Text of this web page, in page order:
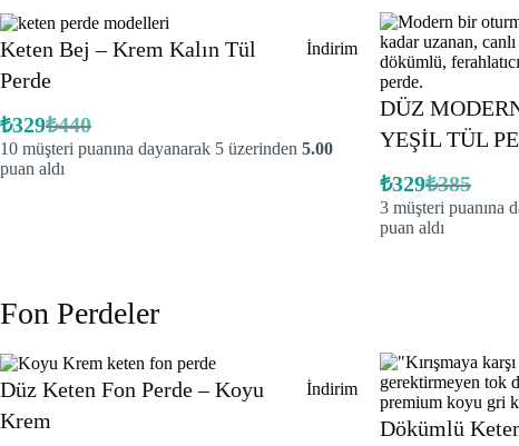
İndirimİndirimdeki
ürün
Keten Bej – Krem Kalın Tül
Perde
₺440
Orijinal
fiyat:
₺440.
₺329Şu
andaki
fiyat:
10 müşteri puanına dayanarak 5 üzerinden 5.00
puan aldı
DÜZ
YEŞİL TÜL
₺385
Orijinal
fiyat:
₺385.
₺329Şu
andaki
fiyat:
3 müşteri puanına
puan aldı
Fon Perdeler
İndirimİndirimdeki
ürün
Düz Keten Fon Perde – Koyu
Krem
Dökümlü